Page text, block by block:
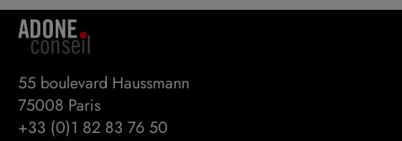
55 boulevard Haussmann
75008 Paris
+33 (0)1 82 83 76 50